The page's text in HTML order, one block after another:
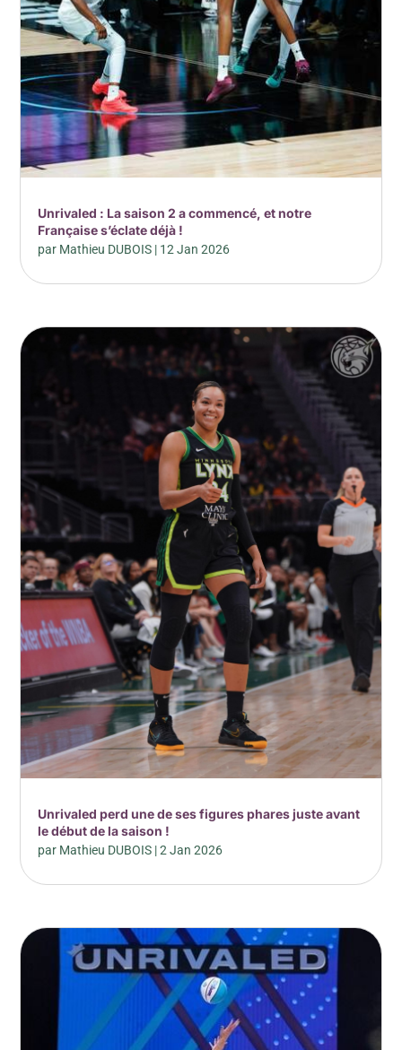
Unrivaled : La saison 2 a commencé, et notre
Française s’éclate déjà !
par Mathieu DUBOIS | 12 Jan 2026
Unrivaled perd une de ses figures phares juste avant
le début de la saison !
par Mathieu DUBOIS |2 Jan 2026